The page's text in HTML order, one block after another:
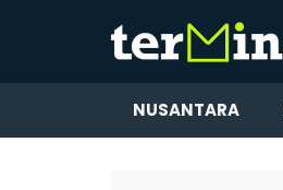
NUSANTARA